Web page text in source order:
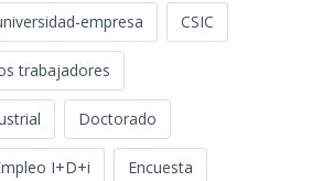
empresa CSIC
trabajadores
Doctorado
I+D+i Encuesta